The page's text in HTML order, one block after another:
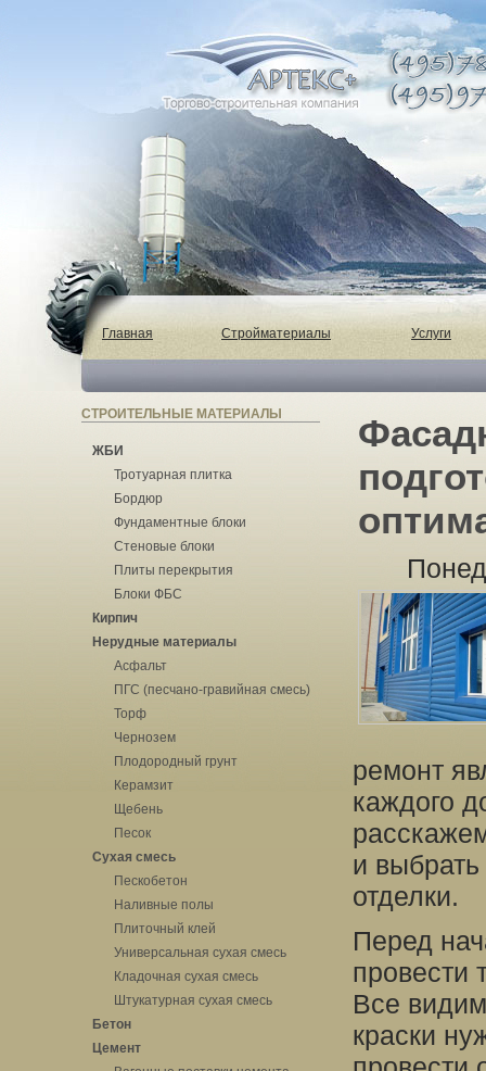
Главная Стройматериалы Услуги
СТРОИТЕЛЬНЫЕ МАТЕРИАЛЫ
ЖБИ
Тротуарная плитка
Бордюр
Фундаментные блоки
Стеновые блоки
Плиты перекрытия
Блоки ФБС
Кирпич
Нерудные материалы
Асфальт
ПГС (песчано-гравийная смесь)
Торф
Чернозем
Плодородный грунт
Керамзит
Щебень
Песок
Сухая смесь
Пескобетон
Наливные полы
Плиточный клей
Универсальная сухая смесь
Кладочная сухая смесь
Штукатурная сухая смесь
Бетон
Цемент
ремонт
каждого
и
отделки.
Перед
провести
Все
краски